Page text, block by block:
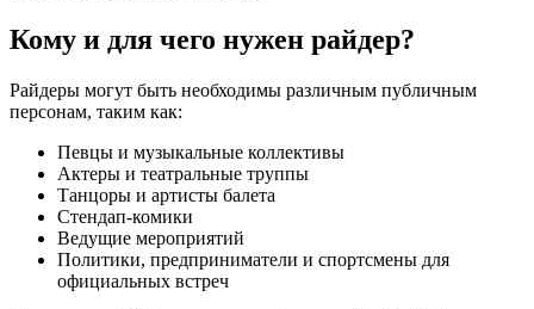
Кому и для чего нужен райдер?
Райдеры могут быть необходимы различным публичным
персонам, таким как:
Певцы и музыкальные коллективы
Актеры и театральные труппы
Танцоры и артисты балета
Стендап-комики
Ведущие мероприятий
Политики, предприниматели и спортсмены для
официальных встреч